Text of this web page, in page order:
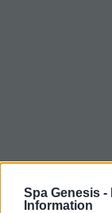
Spa Genesis -
Information